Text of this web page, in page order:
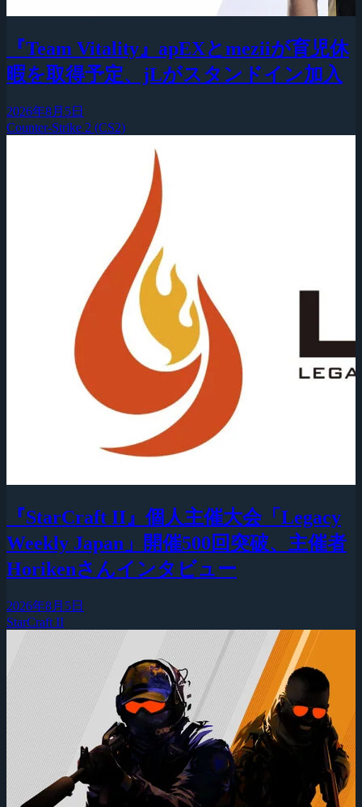
『Team Vitality』apEXとmeziiが育児休
暇を取得予定、jLがスタンドイン加入
2026年8月5日
Counter-Strike 2 (CS2)
『StarCraft II』個人主催大会「Legacy
Weekly Japan」開催500回突破、主催者
Horikenさんインタビュー
2026年8月5日
StarCraft II